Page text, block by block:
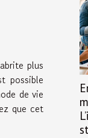
plus
possible
de vie
que cet